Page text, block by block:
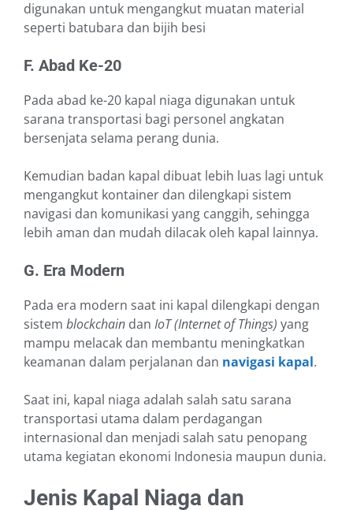
digunakan untuk mengangkut muatan material
seperti batubara dan bijih besi
F. Abad Ke-20
Pada abad ke-20 kapal niaga digunakan untuk
sarana transportasi bagi personel angkatan
bersenjata selama perang dunia.
Kemudian badan kapal dibuat lebih luas lagi untuk
mengangkut kontainer dan dilengkapi sistem
navigasi dan komunikasi yang canggih, sehingga
lebih aman dan mudah dilacak oleh kapal lainnya.
G. Era Modern
Pada era modern saat ini kapal dilengkapi dengan
sistem blockchain dan IoT (Internet of Things) yang
mampu melacak dan membantu meningkatkan
keamanan dalam perjalanan dan navigasi kapal.
Saat ini, kapal niaga adalah salah satu sarana
transportasi utama dalam perdagangan
internasional dan menjadi salah satu penopang
utama kegiatan ekonomi Indonesia maupun dunia.
Jenis Kapal Niaga dan